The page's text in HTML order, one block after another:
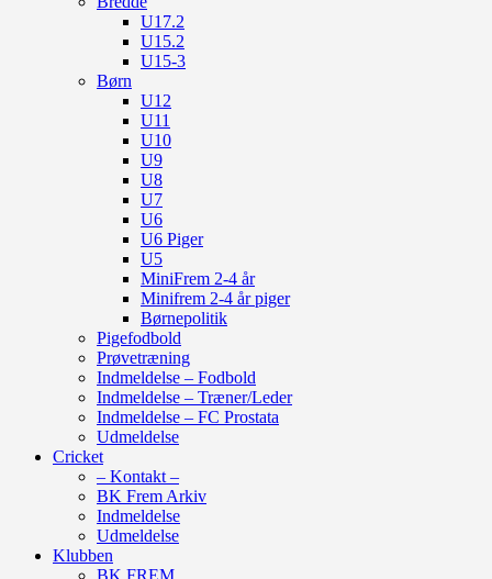
U17.2
U15.2
U15-3
Børn
U12
U11
U10
U9
U8
U7
U6
U6 Piger
U5
MiniFrem 2-4 år
Minifrem 2-4 år piger
Børnepolitik
Pigefodbold
Prøvetræning
Indmeldelse – Fodbold
Indmeldelse – Træner/Leder
Indmeldelse – FC Prostata
Udmeldelse
Cricket
– Kontakt –
BK Frem Arkiv
Indmeldelse
Udmeldelse
Klubben
BK FREM